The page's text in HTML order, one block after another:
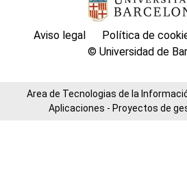
Aviso legal Política de
© Universidad de
Area de Tecnologias de la
Aplicaciones - Proyectos de